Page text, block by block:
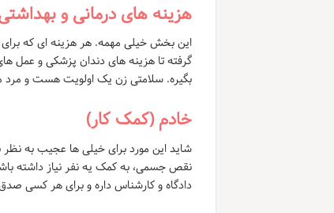
هزینه های درمانی و
این بخش خیلی مهمه. هر هزینه ای که
گرفته تا هزینه های دندان پزشکی و عمل
بگیره. سلامتی زن یک اولویت هست و
خادم (کمک کار)
شاید این مورد برای خیلی ها عجیب به نظر
نقص جسمی، به کمک یه نفر نیاز داشته
دادگاه و کارشناس داره و برای هر کسی